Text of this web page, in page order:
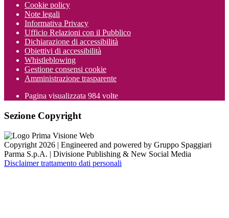
Cookie policy
Note legali
Informativa Privacy
Ufficio Relazioni con il Pubblico
Dichiarazione di accessibilità
Obiettivi di accessibilità
Whistleblowing
Gestione consensi cookie
Amministrazione trasparente
Pagina visualizzata 984 volte
Sezione Copyright
Copyright 2026 | Engineered and powered by Gruppo Spaggiari
Parma S.p.A. | Divisione Publishing & New Social Media
Disclaimer trattamento dati personali